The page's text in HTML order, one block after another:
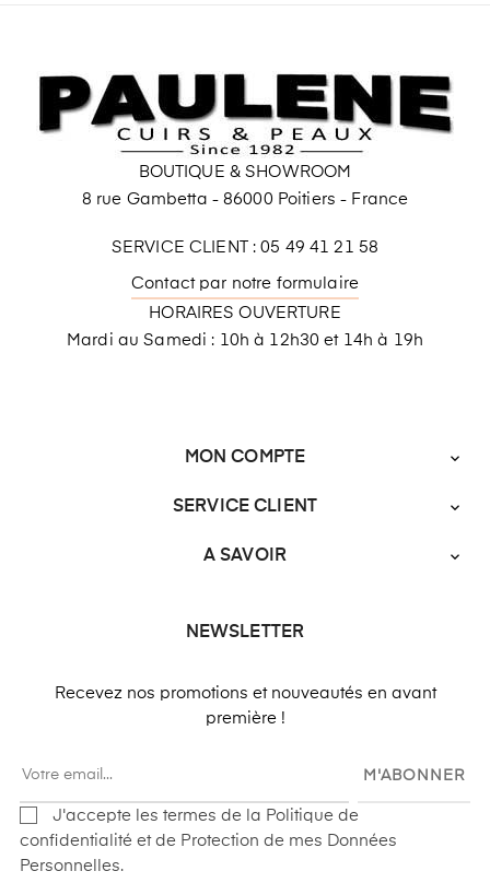
BOUTIQUE & SHOWROOM
8 rue Gambetta - 86000 Poitiers - France
SERVICE CLIENT : 05 49 41 21 58
Contact par notre formulaire
HORAIRES OUVERTURE
Mardi au Samedi : 10h à 12h30 et 14h à 19h
MON COMPTE 
SERVICE CLIENT 
A SAVOIR 
NEWSLETTER
Recevez nos promotions et nouveautés en avant
première !
M'ABONNER
J'accepte les termes de la Politique de
confidentialité et de Protection de mes Données
Personnelles.